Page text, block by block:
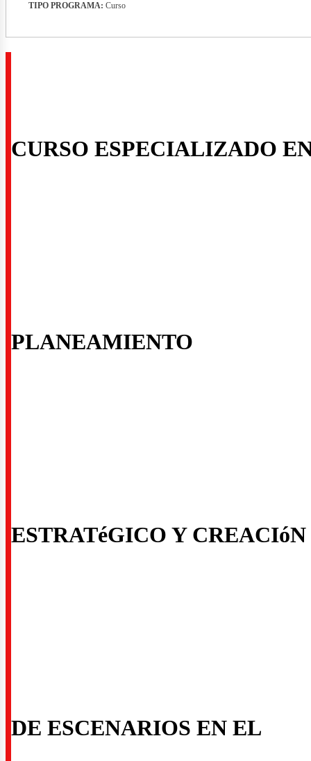
TIPO PROGRAMA: Curso
CURSO ESPECIALIZADO
PLANEAMIENTO
ESTRATéGICO Y CREACIóN
DE ESCENARIOS EN EL